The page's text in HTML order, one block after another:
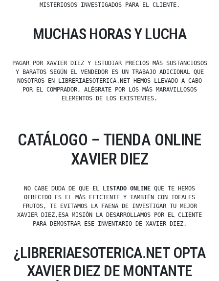
MISTERIOSOS INVESTIGADOS PARA EL CLIENTE.
MUCHAS HORAS Y LUCHA
PAGAR POR XAVIER DIEZ Y ESTUDIAR PRECIOS MÁS SUSTANCIOSOS
Y BARATOS SEGÚN EL VENDEDOR ES UN TRABAJO ADICIONAL QUE
NOSOTROS EN LIBRERIAESOTERICA.NET HEMOS LLEVADO A CABO
POR EL COMPRADOR, ALÉGRATE POR LOS MÁS MARAVILLOSOS
ELEMENTOS DE LOS EXISTENTES.
CATÁLOGO – TIENDA ONLINE
XAVIER DIEZ
NO CABE DUDA DE QUE EL LISTADO ONLINE QUE TE HEMOS
OFRECIDO ES EL MÁS EFICIENTE Y TAMBIÉN CON IDEALES
FRUTOS, TE EVITAMOS LA FAENA DE INVESTIGAR TU MEJOR
XAVIER DIEZ,ESA MISIÓN LA DESARROLLAMOS POR EL CLIENTE
PARA DEMOSTRAR ESE INVENTARIO DE XAVIER DIEZ.
¿LIBRERIAESOTERICA.NET OPTA
XAVIER DIEZ DE MONTANTE